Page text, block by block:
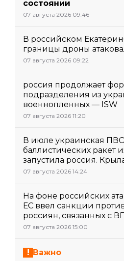
состоянии
07 августа 2026 09:46
В российском
границы дроны
07 августа 2026 09:22
россия продолжает
подразделения из
военнопленных — ISW
07 августа 2026 11:20
В июле украинская
баллистических ракет
запустила россия.
07 августа 2026 14:24
На фоне российских
ЕС ввел санкции
россиян, связанных с
07 августа 2026 15:00
Важно